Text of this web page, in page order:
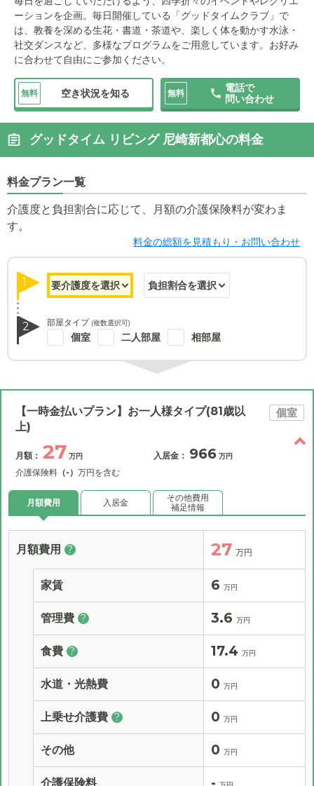
ーションを企画。毎日開催している「グッドタイムクラブ」で
は、教養を深める生花・書道・茶道や、楽しく体を動かす水泳・
社交ダンスなど、多様なプログラムをご用意しています。お好み
に合わせて自由にご参加ください。
無料 空き状況を知る 無料
電話で
問い合わせ
グッドタイム リビング 尼崎新都心の料金
料金プラン一覧
介護度と負担割合に応じて、月額の介護保険料が変わま
す。
料金の総額を見積もり・お問い合わせ
1
2 部屋タイプ (複数選択可)
個室 二人部屋 相部屋
【一時金払いプラン】お一人様タイプ(81歳以
上)
個室
月額： 27 万円
介護保険料 （-） 万円を含む
入居金： 966 万円
月額費用 入居金
その他費用
補足情報
月額費用 ? 27 万円
家賃 6 万円
管理費 ? 3.6 万円
食費 ? 17.4 万円
水道・光熱費 0 万円
上乗せ介護費 ? 0 万円
その他 0 万円
介護保険料